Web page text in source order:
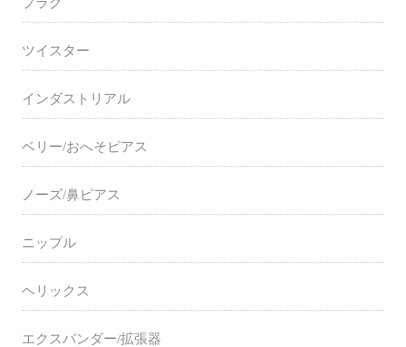
ツイスター
インダストリアル
ベリー/おへそピアス
ノーズ/鼻ピアス
ニップル
ヘリックス
エクスパンダー/拡張器